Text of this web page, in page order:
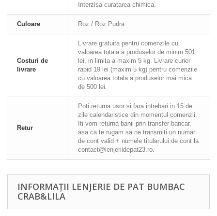
Interzisa curatarea chimica.
Culoare Roz / Roz Pudra
Costuri de
livrare
Livrare gratuita pentru comenzile cu
valoarea totala a produselor de minim 501
lei, in limita a maxim 5 kg. Livrare curier
rapid 19 lei (maxim 5 kg) pentru comenzile
cu valoarea totala a produselor mai mica
de 500 lei.
Retur
Poti returna usor si fara intrebari in 15 de
zile calendaristice din momentul comenzii.
Iti vom returna banii prin transfer bancar,
asa ca te rugam sa ne transmiti un numar
de cont valid + numele titularului de cont la
contact@lenjeriidepat23.ro.
INFORMAȚII LENJERIE DE PAT BUMBAC
CRAB&LILA